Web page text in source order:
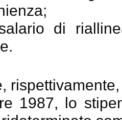
di
1987, lo